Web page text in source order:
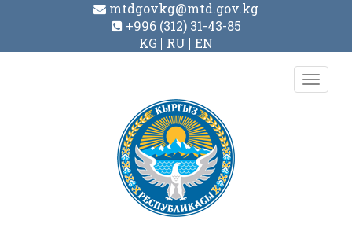
mtdgovkg@mtd.gov.kg
+996 (312) 31-43-85
KG
RU EN
Toggle